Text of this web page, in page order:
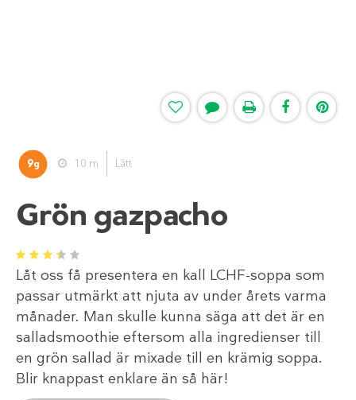
9g 10 m Lätt
Grön gazpacho
1 2 3 4 5
Låt oss få presentera en kall LCHF-soppa som
passar utmärkt att njuta av under årets varma
månader. Man skulle kunna säga att det är en
salladsmoothie eftersom alla ingredienser till
en grön sallad är mixade till en krämig soppa.
Blir knappast enklare än så här!